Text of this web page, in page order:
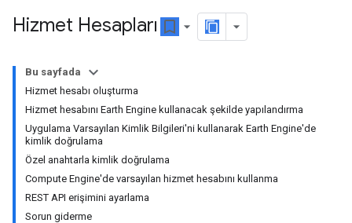
Hizmet Hesapları bookmark_border
Bu sayfada
Hizmet hesabı oluşturma
Hizmet hesabını Earth Engine kullanacak şekilde yapılandırma
Uygulama Varsayılan Kimlik Bilgileri'ni kullanarak Earth Engine'de
kimlik doğrulama
Özel anahtarla kimlik doğrulama
Compute Engine'de varsayılan hizmet hesabını kullanma
REST API erişimini ayarlama
Sorun giderme